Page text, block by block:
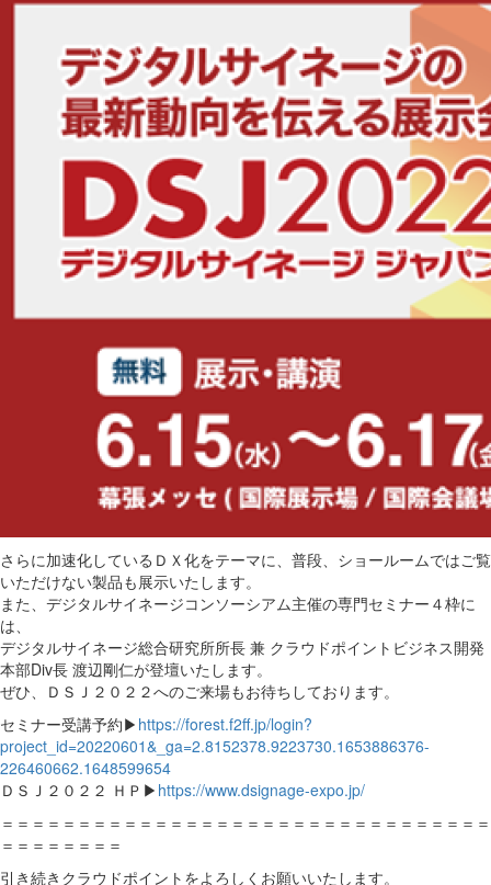
さらに加速化しているＤＸ化をテーマに、普段、ショールームではご覧
いただけない製品も展示いたします。
また、デジタルサイネージコンソーシアム主催の専門セミナー４枠に
は、
デジタルサイネージ総合研究所所長 兼 クラウドポイントビジネス開発
本部Div長 渡辺剛仁が登壇いたします。
ぜひ、ＤＳＪ２０２２へのご来場もお待ちしております。
セミナー受講予約▶ https://forest.f2ff.jp/login?
project_id=20220601&_ga=2.8152378.9223730.1653886376-
226460662.1648599654
ＤＳＪ２０２２ ＨＰ▶ https://www.dsignage-expo.jp/
＝＝＝＝＝＝＝＝＝＝＝＝＝＝＝＝＝＝＝＝＝＝＝＝＝＝＝＝＝＝＝＝
＝＝＝＝＝＝＝＝
引き続きクラウドポイントをよろしくお願いいたします。